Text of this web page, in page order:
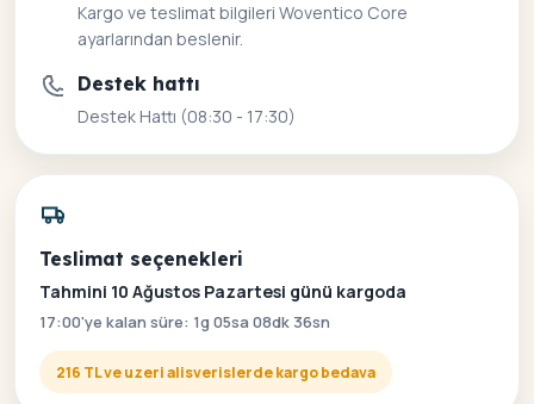
Kargo ve teslimat bilgileri Woventico Core
ayarlarından beslenir.
Destek hattı
Destek Hattı (08:30 - 17:30)
Teslimat seçenekleri
Tahmini 10 Ağustos Pazartesi günü kargoda
17:00'ye kalan süre: 1g 05sa 08dk 36sn
216 TL ve uzeri alisverislerde kargo bedava